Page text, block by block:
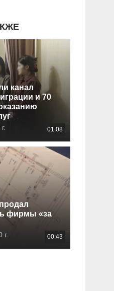
канал
и 70
01:08
фирмы «за
00:43